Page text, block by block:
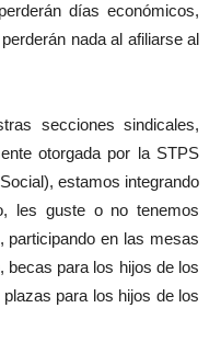
días económicos,
nada al afiliarse al
secciones sindicales,
otorgada por la STPS
estamos integrando
les guste o no tenemos
participando en las mesas
becas para los hijos de los
para los hijos de los